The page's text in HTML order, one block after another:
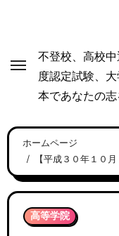
プ
不登校、高校
度認定試験、
本であなたの志
ホームページ
【平成３０年１０
高等学院